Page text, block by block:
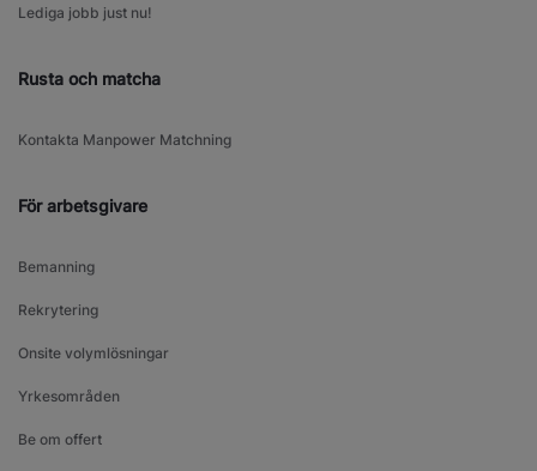
Lediga jobb just nu!
Rusta och matcha
Kontakta Manpower Matchning
För arbetsgivare
Bemanning
Rekrytering
Onsite volymlösningar
Yrkesområden
Be om offert